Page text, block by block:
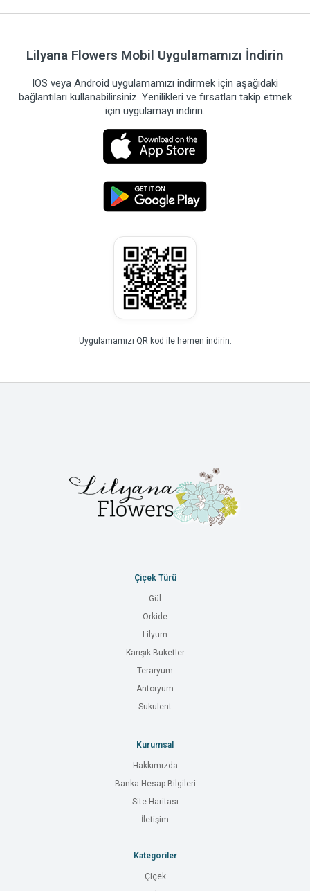
Lilyana Flowers Mobil Uygulamamızı İndirin
IOS veya Android uygulamamızı indirmek için aşağıdaki
bağlantıları kullanabilirsiniz. Yenilikleri ve fırsatları takip etmek
için uygulamayı indirin.
Uygulamamızı QR kod ile hemen indirin.
Çiçek Türü
Gül
Orkide
Lilyum
Karışık Buketler
Teraryum
Antoryum
Sukulent
Kurumsal
Hakkımızda
Banka Hesap Bilgileri
Site Haritası
İletişim
Kategoriler
Çiçek